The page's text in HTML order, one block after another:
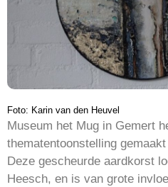
Foto: Karin van den Heuvel
Museum het Mug in Gemert
thematentoonstelling
Deze gescheurde aardkorst
Heesch, en is van grote